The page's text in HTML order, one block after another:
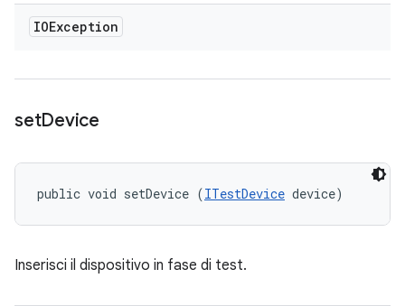
IOException
setDevice
public void setDevice (ITestDevice device)
Inserisci il dispositivo in fase di test.